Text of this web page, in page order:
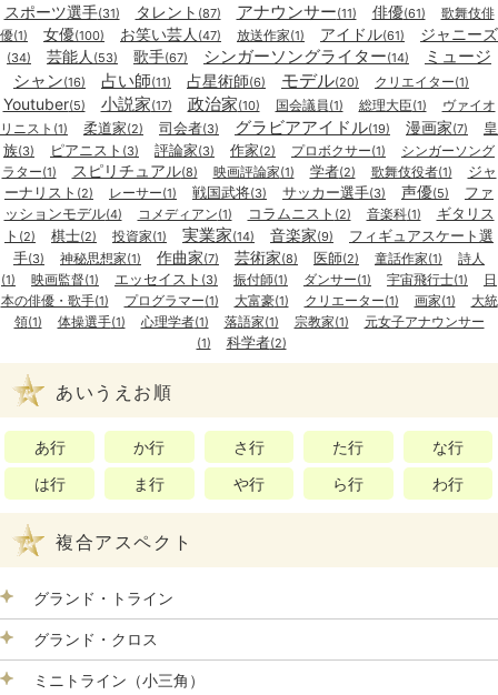
スポーツ選手(31) タレント (87) アナウンサー(11) 俳優(61)
歌舞伎俳
優(1) 女優(100) お笑い芸人 (47) 放送作家(1) アイドル(61) ジャニーズ
(34) 芸能人 (53) 歌手(67) シンガーソングライター(14)
ミュージ
シャン(16) 占い師(11) 占星術師(6) モデル(20) クリエイター(1)
Youtuber(5) 小説家(17) 政治家(10) 国会議員(1) 総理大臣(1)
ヴァイオ
リニスト (1) 柔道家(2) 司会者(3) グラビアアイドル(19) 漫画家(7)
皇
族(3) ピアニスト (3) 評論家(3) 作家(2) プロボクサー(1)
シンガーソング
ラター(1) スピリチュアル(8) 映画評論家(1) 学者(2) 歌舞伎役者(1)
ジャ
ーナリスト (2) レーサー(1) 戦国武将(3) サッカー選手(3) 声優(5)
ファ
ッションモデル(4) コメディアン(1) コラムニスト (2) 音楽科(1)
ギタリス
ト (2) 棋士(2) 投資家(1) 実業家(14) 音楽家(9)
フィギュアスケート選
手(3) 神秘思想家(1) 作曲家(7) 芸術家(8) 医師(2) 童話作家(1) 詩人
(1) 映画監督(1) エッセイスト (3) 振付師(1) ダンサー(1) 宇宙飛行士(1)
日
本の俳優・歌手(1) プログラマー(1) 大富豪(1) クリエーター(1) 画家(1)
大統
領(1) 体操選手(1) 心理学者(1) 落語家(1) 宗教家(1) 元女子アナウンサー
(1) 科学者(2)
あいうえお順
あ行 か行 さ行 た行
な行
は行
ま行 や行 ら行 わ行
複合アスペクト
グランド・トライン
グランド・クロス
ミニトライン（小三角）